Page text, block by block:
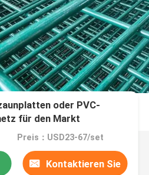
oder PVC-
für den Markt
Preis：USD23-67/set
Kontaktieren Sie